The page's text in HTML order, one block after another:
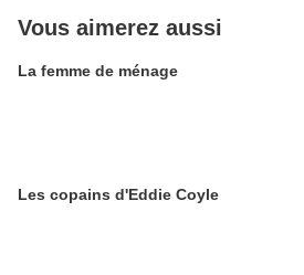
Vous aimerez aussi
La femme de ménage
Les copains d'Eddie Coyle